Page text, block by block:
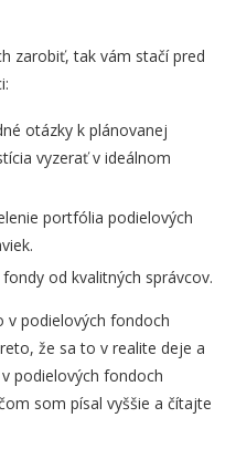
zarobiť, tak vám stačí pred
otázky k plánovanej
vyzerať v ideálnom
portfólia podielových
od kvalitných správcov.
v podielových fondoch
že sa to v realite deje a
podielových fondoch
som písal vyššie a čítajte